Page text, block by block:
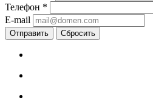
Телефон *
E-mail
Сбросить